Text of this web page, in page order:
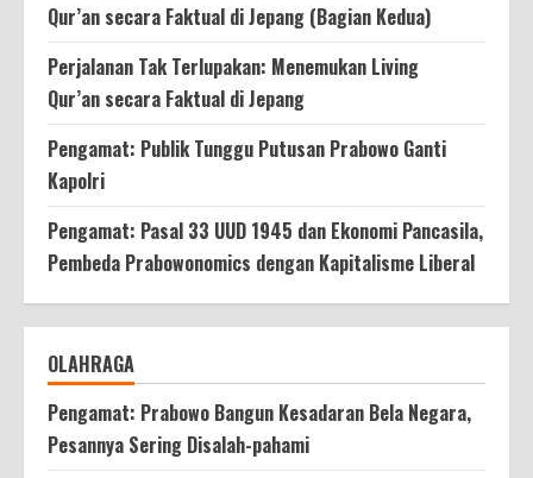
Qur’an secara Faktual di Jepang (Bagian Kedua)
Perjalanan Tak Terlupakan: Menemukan Living
Qur’an secara Faktual di Jepang
Pengamat: Publik Tunggu Putusan Prabowo Ganti
Kapolri
Pengamat: Pasal 33 UUD 1945 dan Ekonomi Pancasila,
Pembeda Prabowonomics dengan Kapitalisme Liberal
OLAHRAGA
Pengamat: Prabowo Bangun Kesadaran Bela Negara,
Pesannya Sering Disalah-pahami